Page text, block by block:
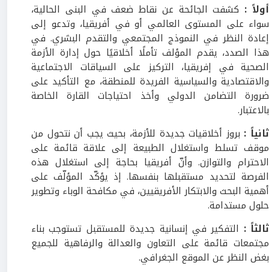
أولاً : كشفت الجائحة عن نقاط ضعف في البنى الحالية،
سواء على المستوى العالمي أو في أفريقيا، وتدعو إلى
إعادة النظر في النموذج المجتمعي والتقدم البشري. في
هذا الصدد، يقدم المؤلف تأملًا أخلاقيًا حول إدارة الأزمة
الصحية في إفريقيا، التركيز على السياقات الاجتماعية
والاقتصادية والسياسية الفريدة للمنطقة، مع التأكيد على
ضرورة التضامن الدولي وأخذ احتياجات القارة الخاصة
بالاعتبار.
ثانياً : بروز أخلاقيات جديدة للأزمة، بحيث يجب أن نتحول من
موقف تسلط واستغلال الطبيعة إلى علاقة قائمة على
الاحترام والتوازن. وأنّ أفريقيا بحاجة إلى استغلال هذه
الفرصة لتحديد مستقبلها بنفسها. إذ يؤكّد المؤلّف على
أهمية البحث والابتكار الأفريقيين، في مكافحة الوباء وتطوير
حلول مستدامة.
ثالثاً : التفكير في إنسانية جديدة للمستقبل تستوجب بناء
مجتمعات قائمة على التعاون والعدالة والرفاهية للجميع
بغض النظر عن الموقع الجغرافي.